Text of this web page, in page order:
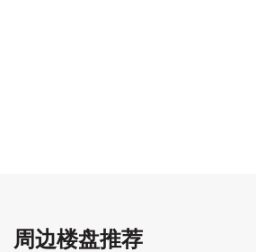
周边楼盘推荐